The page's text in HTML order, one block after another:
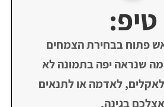
טיפ:
פתוח בבחירת הצמחים
שנראה יפה בתמונה לא
לאדמה או לתנאים
אצלכם בגינה.